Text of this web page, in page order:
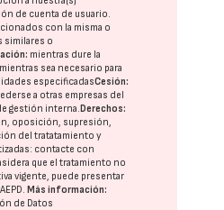
de cuenta de usuario.
con la misma o
similares o
mientras dure la
sea necesario para
especificadasCesión:
a otras empresas del
gestión interna.Derechos:
oposición, supresión,
del tratatamiento y
contacte con
que el tratamiento no
vigente, puede presentar
AEPD.Más información:
de Datos